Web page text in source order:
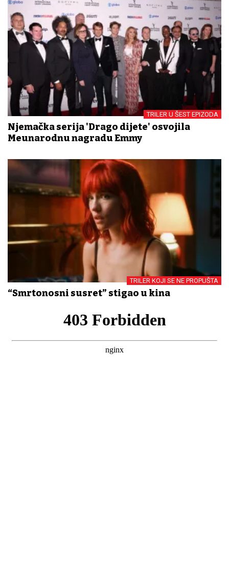
TRILER U ŠEST EPIZODA
Njemačka serija 'Drago dijete' osvojila
Međunarodnu nagradu Emmy
TRILER KOJI SE NE PROPUŠTA
“Smrtonosni susret” stigao u kina